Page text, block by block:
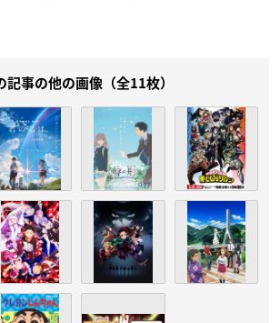
記事の他の画像（全11枚）